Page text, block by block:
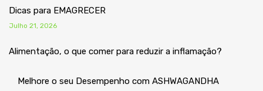
Dicas para EMAGRECER
Julho 21, 2026
Alimentação, o que comer para reduzir a inflamação?
Melhore o seu Desempenho com ASHWAGANDHA